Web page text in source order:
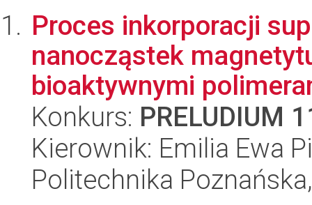
Proces inkorporacji
nanocząstek
bioaktywnymi
Konkurs: PRELUDIUM
Kierownik: Emilia Ewa
Politechnika